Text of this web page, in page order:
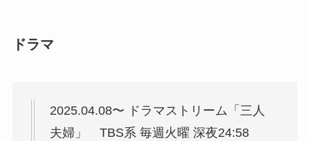
ドラマ
2025.04.08〜 ドラマストリーム「三人
夫婦」 TBS系 毎週火曜 深夜24:58